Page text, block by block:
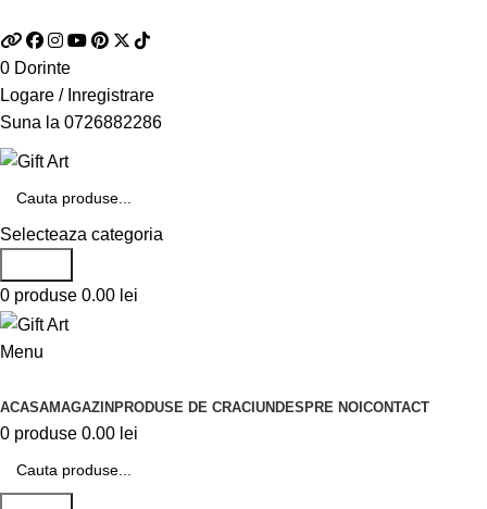
0 Dorinte
Logare / Inregistrare
Suna la 0726882286
Selecteaza categoria
0 produse 0.00 lei
Menu
ACASAMAGAZINPRODUSE DE CRACIUNDESPRE NOICONTACT
0 produse 0.00 lei